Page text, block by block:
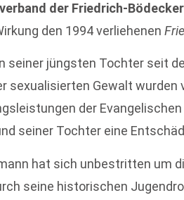
der Friedrich-
den 1994 verliehenen
seiner jüngsten Tochter seit
sexualisierten Gewalt wurden
der
seiner Tochter eine
hat sich unbestritten um
seine historischen